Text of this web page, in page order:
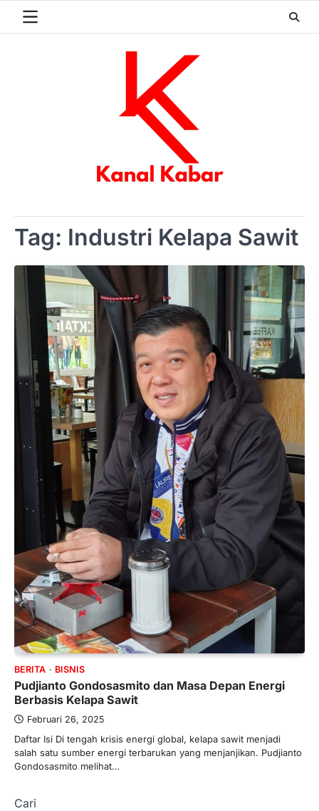
Tag: Industri Kelapa Sawit
BERITA BISNIS
Pudjianto Gondosasmito dan Masa Depan Energi
Berbasis Kelapa Sawit
Februari 26, 2025
Daftar Isi Di tengah krisis energi global, kelapa sawit menjadi
salah satu sumber energi terbarukan yang menjanjikan. Pudjianto
Gondosasmito melihat…
Cari